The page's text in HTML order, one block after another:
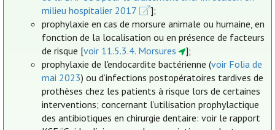
milieu hospitalier 2017
];
prophylaxie en cas de morsure animale ou humaine, en
fonction de la localisation ou en présence de facteurs
de risque [voir 11.5.3.4. Morsures
];
prophylaxie de l'endocardite bactérienne (voir Folia de
mai 2023) ou d’infections postopératoires tardives de
prothèses chez les patients à risque lors de certaines
interventions; concernant l’utilisation prophylactique
des antibiotiques en chirurgie dentaire: voir le rapport